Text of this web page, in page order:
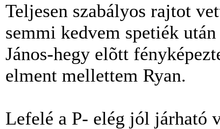
Teljesen szabályos rajtot
semmi kedvem spetiék
János-hegy elõtt
elment mellettem Ryan.
Lefelé a P- elég jól járható